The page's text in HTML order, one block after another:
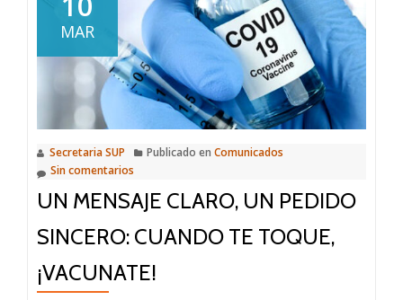
en
clave
y
respuestas
frecuentes
MAR
Secretaria SUP Publicado en Comunicados
Sin comentarios
UN MENSAJE CLARO, UN PEDIDO
SINCERO: CUANDO TE TOQUE,
¡VACUNATE!